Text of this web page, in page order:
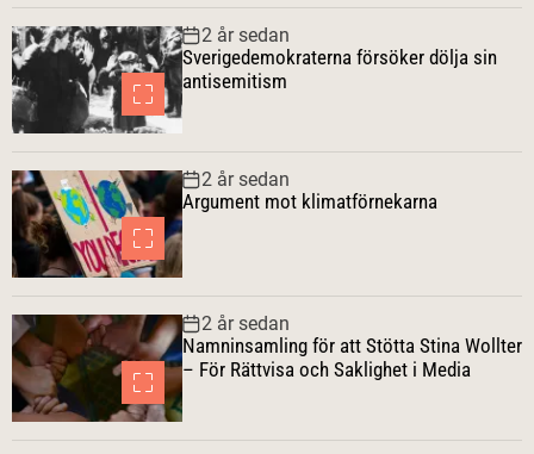
2 år sedan
Sverigedemokraterna försöker dölja sin
antisemitism
2 år sedan
Argument mot klimatförnekarna
2 år sedan
Namninsamling för att Stötta Stina Wollter
– För Rättvisa och Saklighet i Media